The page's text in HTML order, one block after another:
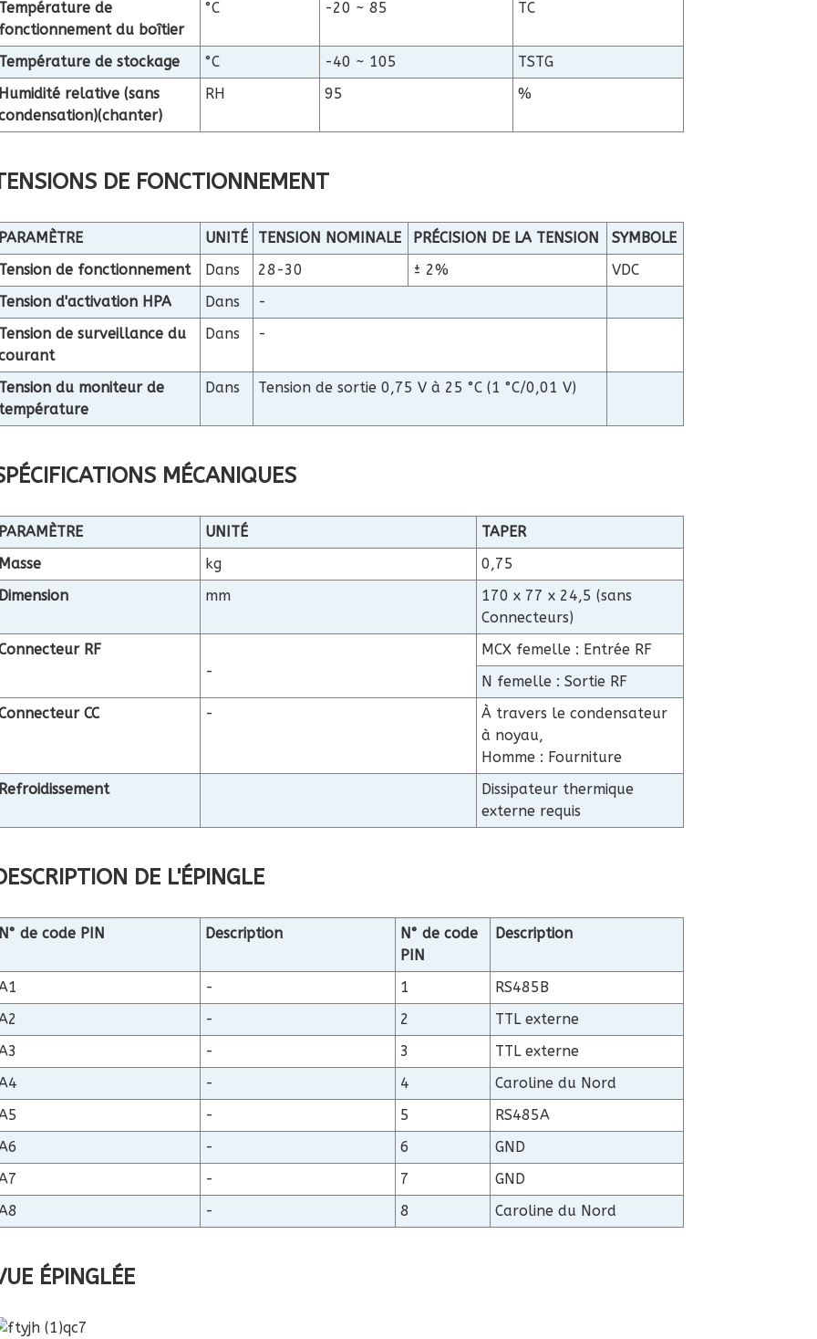
Température de
fonctionnement du boîtier
°C -20 ~ 85 TC
Température de stockage °C -40 ~ 105
TSTG
Humidité relative (sans
(chanter)
RH 95 %
DE FONCTIONNEMENT
PARAMÈTRE UNITÉ TENSION NOMINALE PRÉCISION DE LA TENSION
SYMBOLE
Tension de fonctionnement
Dans 28-30 ± 2%
VDC
Tension d'activation HPA
Dans
-
Tension de surveillance du
Dans -
Tension du moniteur de
température
Dans Tension de sortie 0,75 V à 25 °C (1 °C/0,01 V)
MÉCANIQUES
PARAMÈTRE UNITÉ
TAPER
Masse
kg
0,75
Dimension
mm
170 x 77 x 24,5 (sans
Connecteurs)
RF
-
MCX femelle : Entrée RF
N femelle : Sortie RF
CC
-
À travers le condensateur
à noyau,
Homme : Fourniture
Refroidissement
Dissipateur thermique
externe requis
DE L'ÉPINGLE
N° de code PIN Description
N° de code
PIN
Description
- 1
RS485B
- 2
TTL externe
- 3
TTL externe
- 4
Caroline du Nord
- 5
RS485A
- 6
GND
- 7
GND
- 8 Caroline du Nord
ÉPINGLÉE